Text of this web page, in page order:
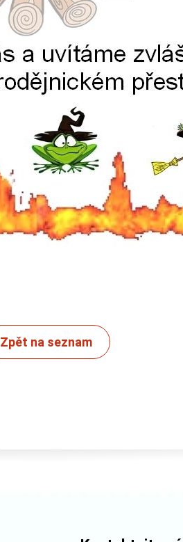
Zpět na seznam